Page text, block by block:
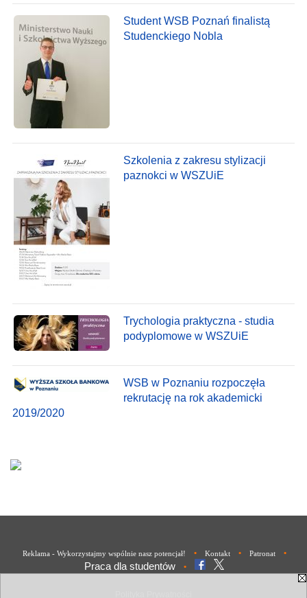
Student WSB Poznań finalistą
Studenckiego Nobla
Szkolenia z zakresu stylizacji
paznokci w WSZUiE
Trychologia praktyczna - studia
podyplomowe w WSZUiE
WSB w Poznaniu rozpoczęła
rekrutację na rok akademicki
2019/2020
Reklama - Wykorzystajmy wspólnie nasz potencjał! • Kontakt • Patronat •
Praca dla studentów •